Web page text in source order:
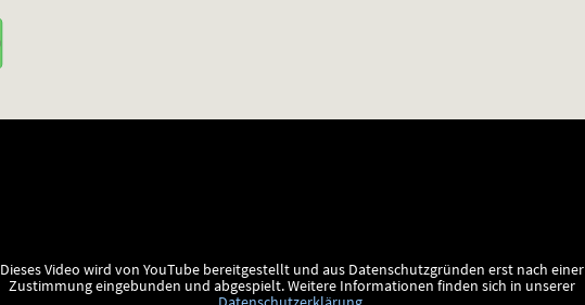
Dieses Video wird von YouTube bereitgestellt und aus Datenschutzgründen erst nach einer
Zustimmung eingebunden und abgespielt.Weitere Informationen finden sich in unserer